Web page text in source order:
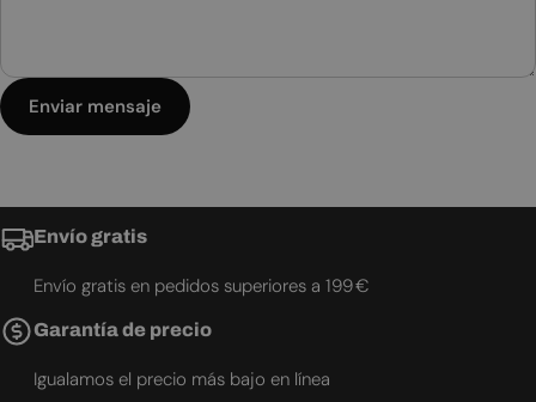
Enviar mensaje
Envío gratis
Envío gratis en pedidos superiores a 199 €
Garantía de precio
Igualamos el precio más bajo en línea